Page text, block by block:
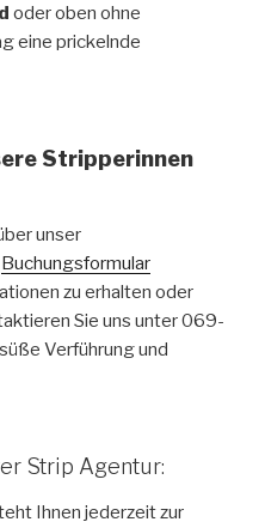
oder oben ohne
eine prickelnde
Stripperinnen
unser
Buchungsformular
zu erhalten oder
Sie uns unter 069-
Verführung und
Strip Agentur:
Ihnen jederzeit zur